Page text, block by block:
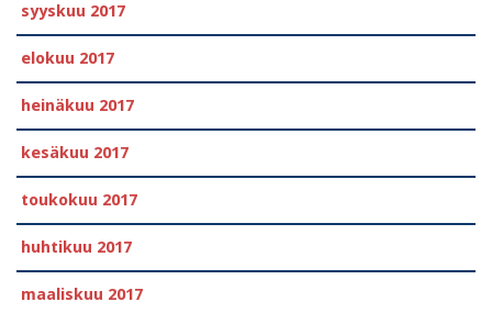
syyskuu 2017
elokuu 2017
heinäkuu 2017
kesäkuu 2017
toukokuu 2017
huhtikuu 2017
maaliskuu 2017